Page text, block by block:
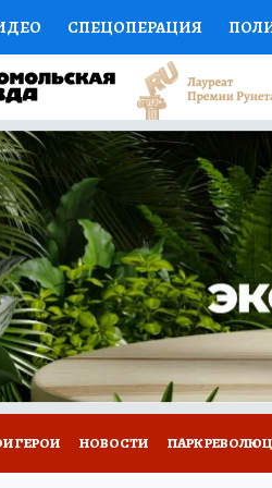
СПЕЦОПЕРАЦИЯ
НАУКА СПОРТ
ДОКТОР
ПРОГНОЗЫ НА СПОРТ
НЕДВИЖИМОСТЬ
РАДИО КП РЕКЛАМА ТЕСТЫ
ГЕРОИ НОВОСТИ ПАРК